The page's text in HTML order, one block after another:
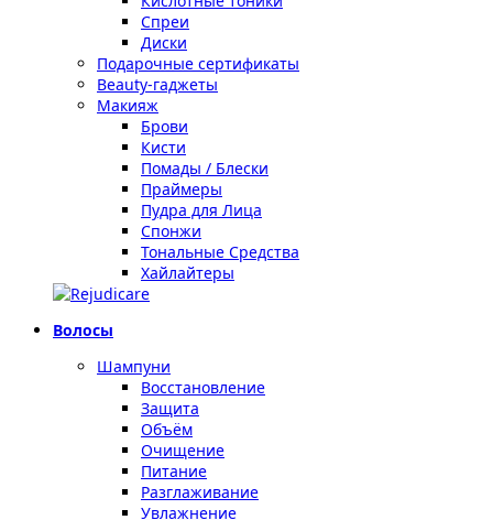
Спреи
Диски
Подарочные сертификаты
Beauty-гаджеты
Макияж
Брови
Кисти
Помады / Блески
Праймеры
Пудра для Лица
Спонжи
Тональные Средства
Хайлайтеры
Волосы
Шампуни
Восстановление
Защита
Объём
Очищение
Питание
Разглаживание
Увлажнение